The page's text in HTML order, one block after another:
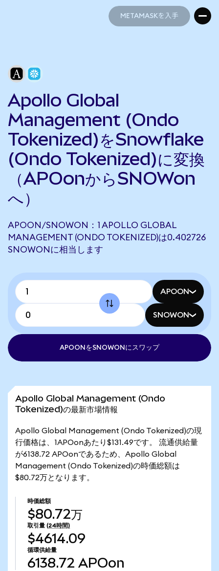
METAMASKを入手
Apollo Global
Management (Ondo
Tokenized)をSnowflake
(Ondo Tokenized)に変換
（APOonからSNOWon
へ）
APOON/SNOWON：1 APOLLO GLOBAL
MANAGEMENT (ONDO TOKENIZED)は0.402726
SNOWONに相当します
APOON
SNOWON
APOONをSNOWONにスワップ
Apollo Global Management (Ondo
Tokenized)の最新市場情報
Apollo Global Management (Ondo Tokenized)の現
行価格は、1APOonあたり$131.49です。 流通供給量
が6138.72 APOonであるため、Apollo Global
Management (Ondo Tokenized)の時価総額は
$80.72万となります。
時価総額
$80.72万
取引量 (24時間)
$4614.09
循環供給量
6138.72 APOon